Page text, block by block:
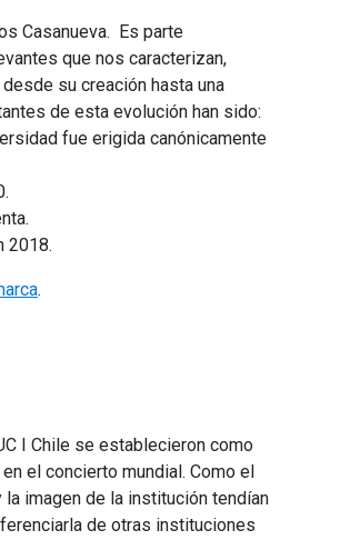
Casanueva. ‌ Es parte
que nos caracterizan,
su creación hasta una
de esta evolución han sido:
fue erigida canónicamente
2018.
.
I Chile se establecieron como
el concierto mundial. Como el
imagen de la institución tendían
de otras instituciones